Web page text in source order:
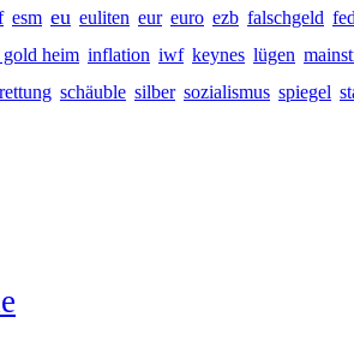
esm eu euliten eur euro ezb falschgeld
heim inflation iwf keynes lügen
rettung schäuble silber sozialismus spiegel